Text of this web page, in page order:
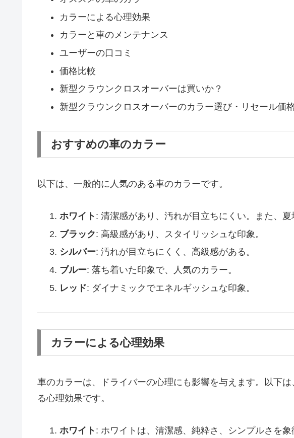
カラーによる心理効果
カラーと車のメンテナンス
ユーザーの口コミ
価格比較
新型クラウンクロスオーバーは買いか？
新型クラウンクロスオーバーのカラー選び・リセール価
おすすめの車のカラー
以下は、一般的に人気のある車のカラーです。
ホワイト : 清潔感があり、汚れが目立ちにくい。また、夏
ブラック: 高級感があり、スタイリッシュな印象。
シルバー: 汚れが目立ちにくく、高級感がある。
ブルー: 落ち着いた印象で、人気のカラー。
レッド: ダイナミックでエネルギッシュな印象。
カラーによる心理効果
車のカラーは、ドライバーの心理にも影響を与えます。以下
る心理効果です。
ホワイト : ホワイトは、清潔感、純粋さ、シンプルさを象